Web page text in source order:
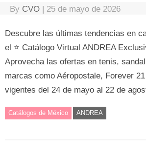
By CVO | 25 de mayo de 2026
Descubre las últimas tendencias en
el ⭐ Catálogo Virtual ANDREA
Aprovecha las ofertas en tenis,
marcas como Aéropostale, Forever
vigentes del 24 de mayo al 22 de
Catálogos de México ANDREA